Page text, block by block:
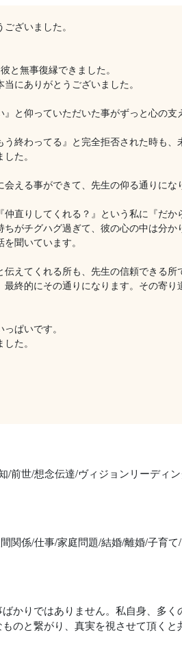
ざいました。
と無事復縁できました。
にありがとうございました。
』と仰っていただいた事がずっと心の支
終わってる』と完全拒否された時も
た。
える事ができて、先生の仰る通りにな
直りしてくれる？』という私に『だ
ちがチグハグ過ぎて、彼の心の中は分
聞いています。
伝えてくれる所も、先生の信頼できる
最終的にその通りになります。その寄
ぱいです。
た。
/前世/想念伝達/ヴィジョンリーディ
関係/仕事/家庭問題/結婚/離婚/子育
かりではありません。私自身、多
のと繋がり、真実を視させて頂く